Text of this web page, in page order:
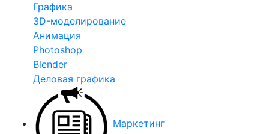
Графика
3D-моделирование
Анимация
Photoshop
Blender
Деловая графика
Маркетинг